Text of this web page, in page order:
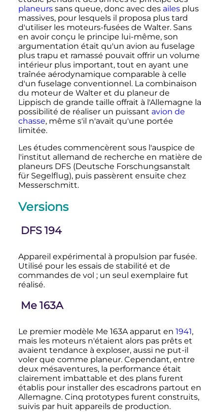
planeurssans queue, donc avec des ailesplus
massives, pour lesquels il proposa plus tard
d'utiliser les moteurs-fusées de Walter. Sans
en avoir conçu le principe lui-même, son
argumentation était qu'un avion au fuselage
plus trapu et ramassé pouvait offrir un volume
intérieur plus important, tout en ayant une
traînée aérodynamique comparable à celle
d'un fuselage conventionnel. La combinaison
du moteur de Walter et du planeur de
Lippisch de grande taille offrait à l'Allemagne la
possibilité de réaliser un puissant avion de
chasse, même s'il n'avait qu'une portée
limitée.
Les études commencèrent sous l'auspice de
l'institut allemand de recherche en matière de
planeurs DFS (Deutsche Forschungsanstalt
für Segelflug), puis passèrent ensuite chez
Messerschmitt.
Versions
DFS 194
Appareil expérimental à propulsion par fusée.
Utilisé pour les essais de stabilité et de
commandes de vol ; un seul exemplaire fut
réalisé.
Me 163A
Le premier modèle Me 163A apparut en 1941,
mais les moteurs n'étaient alors pas prêts et
avaient tendance à exploser, aussi ne put-il
voler que comme planeur. Cependant, entre
deux mésaventures, la performance était
clairement imbattable et des plans furent
établis pour installer des escadrons partout en
Allemagne. Cinq prototypes furent construits,
suivis par huit appareils de production.